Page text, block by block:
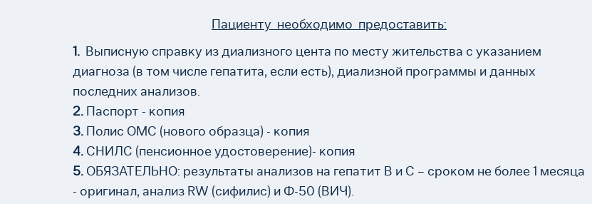
Пациенту необходимо предоставить:
1. Выписную справку из диализного цента по месту жительства с указанием
диагноза (в том числе гепатита, если есть), диализной программы и данных
последних анализов.
2. Паспорт - копия
3. Полис ОМC (нового образца) - копия
4. СНИЛС (пенсионное удостоверение)- копия
5. ОБЯЗАТЕЛЬНО: результаты анализов на гепатит В и С – сроком не более 1 месяца
- оригинал, анализ RW (сифилис) и Ф-50 (ВИЧ).